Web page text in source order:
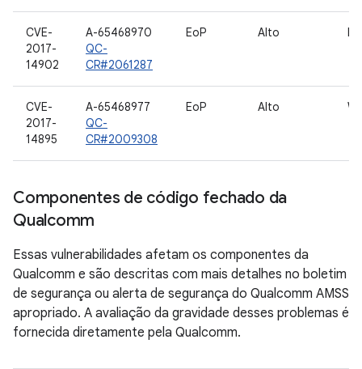
CVE-
2017-
14902
A-65468970
QC-
CR#2061287
EoP Alto
CVE-
2017-
14895
A-65468977
QC-
CR#2009308
EoP Alto
Componentes de código fechado da
Qualcomm
Essas vulnerabilidades afetam os componentes da
Qualcomm e são descritas com mais detalhes no boletim
de segurança ou alerta de segurança do Qualcomm AMSS
apropriado. A avaliação da gravidade desses problemas é
fornecida diretamente pela Qualcomm.